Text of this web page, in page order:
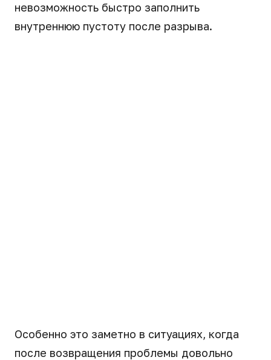
невозможность быстро заполнить
внутреннюю пустоту после разрыва.
Особенно это заметно в ситуациях, когда
после возвращения проблемы довольно